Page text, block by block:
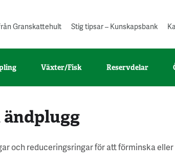
Granskattehult Stig tipsar – Kunskapsbank
Växter/Fisk Reservdelar
och reduceringsringar för att förminska